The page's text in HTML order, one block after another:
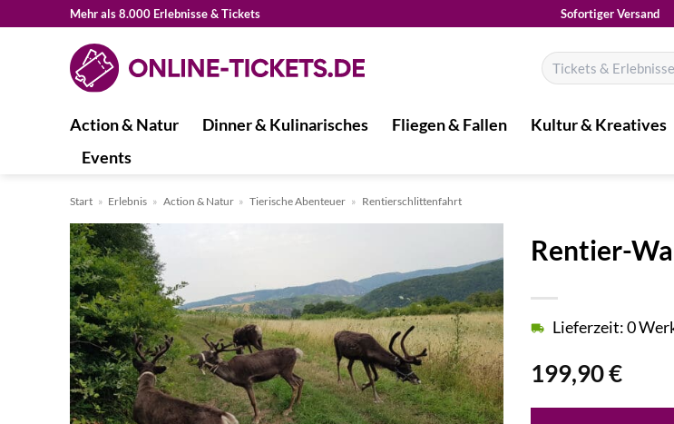
Mehr als 8.000 Erlebnisse & Tickets Sofortiger Versand
Suchen
nach:
Action & Natur Dinner & Kulinarisches Fliegen & Fallen Kultur & Kreatives
Events
Start » Erlebnis » Action & Natur » Tierische Abenteuer » Rentierschlittenfahrt
Rentier-
199,90€
Lieferzeit: 0